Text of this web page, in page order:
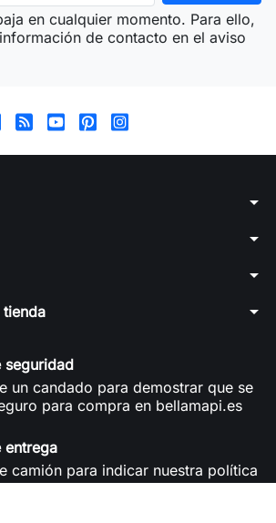
en cualquier momento. Para ello,
de contacto en el aviso
arrow_drop_down
arrow_drop_down
arrow_drop_down
arrow_drop_down
seguridad
un candado para demostrar que se
para compra en bellamapi.es
entrega
camión para indicar nuestra política